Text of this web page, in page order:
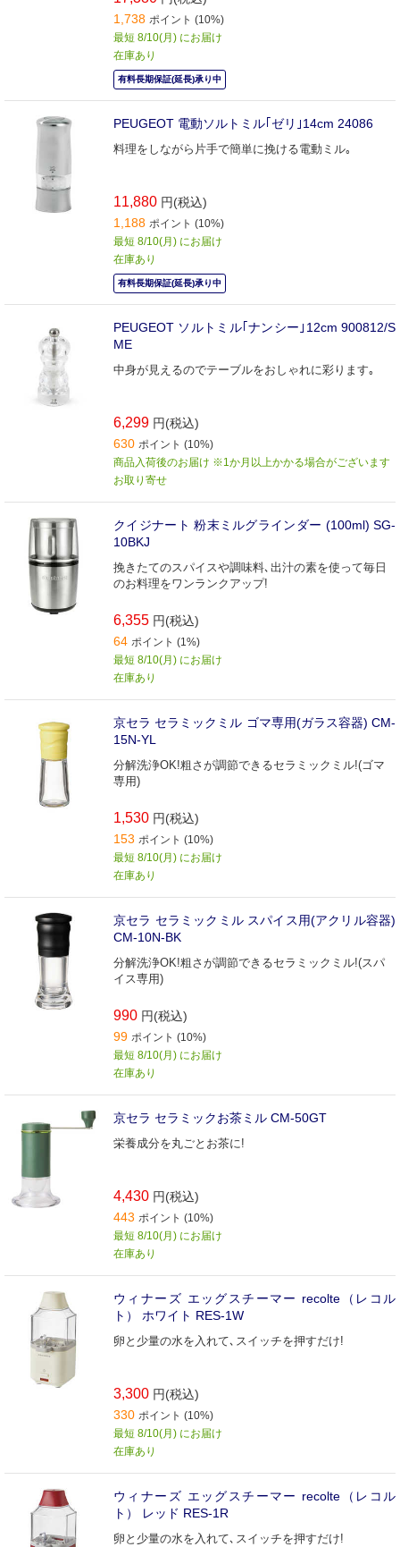
1,738 ポイント (10%)
最短 8/10(月) にお届け
在庫あり
有料長期保証(延長)承り中
PEUGEOT 電動ソルトミル｢ゼリ｣14cm 24086
料理をしながら片手で簡単に挽ける電動ミル｡
11,880 円(税込)
1,188 ポイント (10%)
最短 8/10(月) にお届け
在庫あり
有料長期保証(延長)承り中
PEUGEOT ソルトミル｢ナンシー｣12cm 900812/S
ME
中身が見えるのでテーブルをおしゃれに彩ります｡
6,299 円(税込)
630 ポイント (10%)
商品入荷後のお届け ※1か月以上かかる場合がございます
お取り寄せ
クイジナート 粉末ミルグラインダー (100ml) SG-
10BKJ
挽きたてのスパイスや調味料､出汁の素を使って毎日
のお料理をワンランクアップ!
6,355 円(税込)
64 ポイント (1%)
最短 8/10(月) にお届け
在庫あり
京セラ セラミックミル ゴマ専用(ガラス容器) CM-
15N-YL
分解洗浄OK!粗さが調節できるセラミックミル!(ゴマ
専用)
1,530 円(税込)
153 ポイント (10%)
最短 8/10(月) にお届け
在庫あり
京セラ セラミックミル スパイス用(アクリル容器)
CM-10N-BK
分解洗浄OK!粗さが調節できるセラミックミル!(スパ
イス専用)
990 円(税込)
99 ポイント (10%)
最短 8/10(月) にお届け
在庫あり
京セラ セラミックお茶ミル CM-50GT
栄養成分を丸ごとお茶に!
4,430 円(税込)
443 ポイント (10%)
最短 8/10(月) にお届け
在庫あり
ウィナーズ エッグスチーマー recolte（レコル
ト） ホワイト RES-1W
卵と少量の水を入れて､スイッチを押すだけ!
3,300 円(税込)
330 ポイント (10%)
最短 8/10(月) にお届け
在庫あり
ウィナーズ エッグスチーマー recolte（レコル
ト） レッド RES-1R
卵と少量の水を入れて､スイッチを押すだけ!